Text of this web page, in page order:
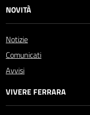
NOVITÀ
Notizie
Comunicati
Avvisi
VIVERE FERRARA